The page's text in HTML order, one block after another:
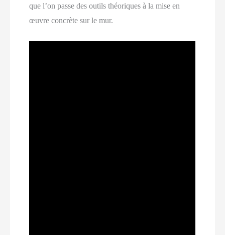
que l’on passe des outils théoriques à la mise en
œuvre concrète sur le mur.